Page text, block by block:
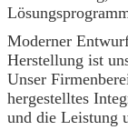
Moderner
Herstellung ist
Unser
hergestelltes
und die Leistung